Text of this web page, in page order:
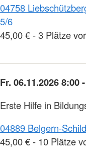
04758
5/6
45,00 € - 3 Plätze
Fr. 06.11.2026 8:00
Erste Hilfe in
04889 Belgern-
45,00 € - 10 Plätze